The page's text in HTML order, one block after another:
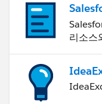
리소스